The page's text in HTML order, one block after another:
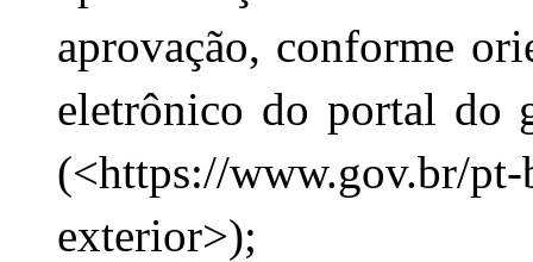
aprovação, conforme
eletrônico do portal do
(<https://www.gov.br/
exterior>);